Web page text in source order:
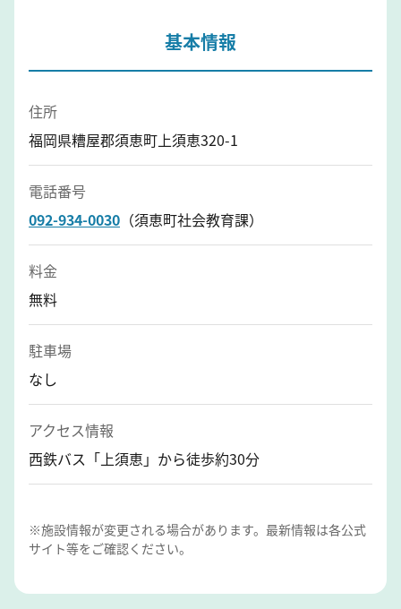
基本情報
住所
福岡県糟屋郡須恵町上須恵320-1
電話番号
092-934-0030 （須恵町社会教育課）
料金
無料
駐車場
なし
アクセス情報
西鉄バス「上須恵」から徒歩約30分
※施設情報が変更される場合があります。最新情報は各公式
サイト等をご確認ください。